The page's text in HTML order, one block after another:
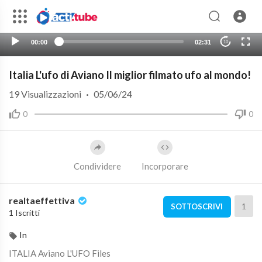
00:00 02:31 10
Italia L'ufo di Aviano Il miglior filmato ufo al mondo!
0 0
19Visualizzazioni · 05/06/24
Condividere Incorporare
realtaeffettiva
1 Iscritti
SOTTOSCRIVI 1
In
ITALIA Aviano L'UFO Files